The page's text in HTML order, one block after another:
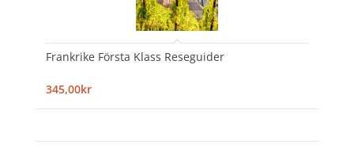
Frankrike Första Klass Reseguider
345,00kr